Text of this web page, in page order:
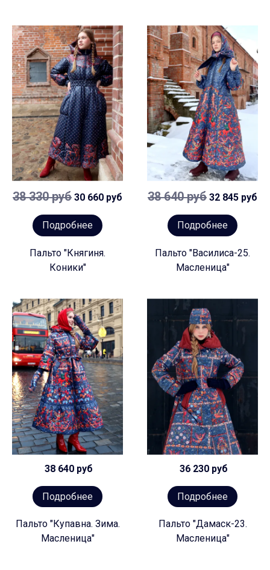
38 330 руб 30 660 руб
Подробнее
Пальто "Княгиня.
Коники"
38 640 руб 32 845 руб
Подробнее
Пальто "Василиса-25.
Масленица"
38 640 руб
Подробнее
Пальто "Купавна. Зима.
Масленица"
36 230 руб
Подробнее
Пальто "Дамаск-23.
Масленица"